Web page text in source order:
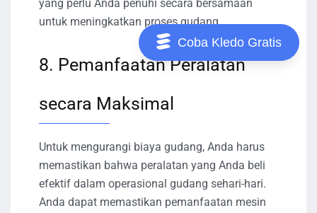
yang perlu Anda penuhi secara bersamaan
untuk meningkatkan proses gudang.
8. Pemanfaatan Peralatan
secara Maksimal
Untuk mengurangi biaya gudang, Anda harus
memastikan bahwa peralatan yang Anda beli
efektif dalam operasional gudang sehari-hari.
Anda dapat memastikan pemanfaatan mesin
Coba Kledo Gratis